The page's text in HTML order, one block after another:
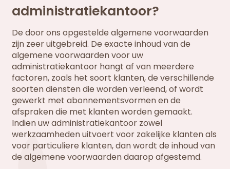
administratiekantoor?
De door ons opgestelde algemene voorwaarden
zijn zeer uitgebreid. De exacte inhoud van de
algemene voorwaarden voor uw
administratiekantoor hangt af van meerdere
factoren, zoals het soort klanten, de verschillende
soorten diensten die worden verleend, of wordt
gewerkt met abonnementsvormen en de
afspraken die met klanten worden gemaakt.
Indien uw administratiekantoor zowel
werkzaamheden uitvoert voor zakelijke klanten als
voor particuliere klanten, dan wordt de inhoud van
de algemene voorwaarden daarop afgestemd.